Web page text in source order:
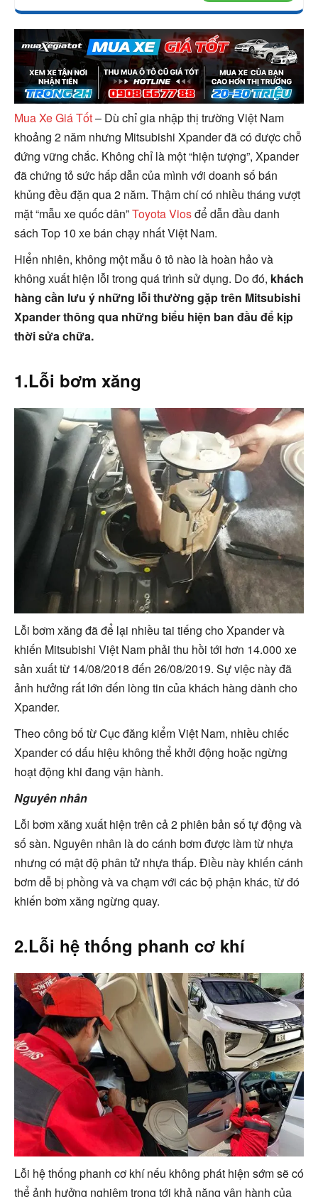
Mua Xe Giá Tốt– Dù chỉ gia nhập thị trường Việt Nam
khoảng 2 năm nhưng Mitsubishi Xpander đã có được chỗ
đứng vững chắc. Không chỉ là một “hiện tượng”, Xpander
đã chứng tỏ sức hấp dẫn của mình với doanh số bán
khủng đều đặn qua 2 năm. Thậm chí có nhiều tháng vượt
mặt “mẫu xe quốc dân”Toyota Viosđể dẫn đầu danh
sách Top 10 xe bán chạy nhất Việt Nam.
Hiển nhiên, không một mẫu ô tô nào là hoàn hảo và
không xuất hiện lỗi trong quá trình sử dụng. Do đó, khách
hàng cần lưu ý những lỗi thường gặp trên Mitsubishi
Xpander thông qua những biểu hiện ban đầu để kịp
thời sửa chữa.
1.Lỗi bơm xăng
Lỗi bơm xăng đã để lại nhiều tai tiếng cho Xpander và
khiến Mitsubishi Việt Nam phải thu hồi tới hơn 14.000 xe
sản xuất từ 14/08/2018 đến 26/08/2019. Sự việc này đã
ảnh hưởng rất lớn đến lòng tin của khách hàng dành cho
Xpander.
Theo công bố từ Cục đăng kiểm Việt Nam, nhiều chiếc
Xpander có dấu hiệu không thể khởi động hoặc ngừng
hoạt động khi đang vận hành.
Nguyên nhân
Lỗi bơm xăng xuất hiện trên cả 2 phiên bản số tự động và
số sàn. Nguyên nhân là do cánh bơm được làm từ nhựa
nhưng có mật độ phân tử nhựa thấp. Điều này khiến cánh
bơm dễ bị phồng và va chạm với các bộ phận khác, từ đó
khiến bơm xăng ngừng quay.
2.Lỗi hệ thống phanh cơ khí
Lỗi hệ thống phanh cơ khí nếu không phát hiện sớm sẽ có
thể ảnh hưởng nghiệm trọng tới khả năng vận hành của